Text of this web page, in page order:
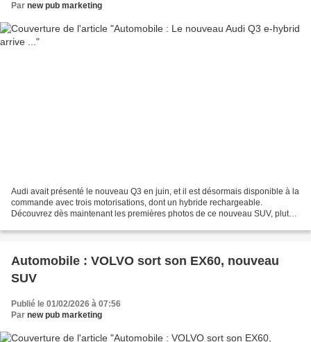
Par new pub marketing
Audi avait présenté le nouveau Q3 en juin, et il est désormais disponible à la
commande avec trois motorisations, dont un hybride rechargeable.
Découvrez dès maintenant les premières photos de ce nouveau SUV, plutôt
Automobile : VOLVO sort son EX60, nouveau
SUV
Publié le 01/02/2026 à 07:56
Par new pub marketing